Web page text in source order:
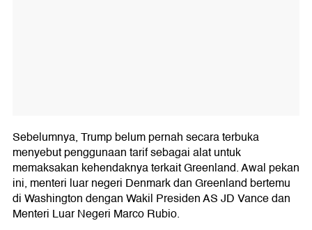
Sebelumnya, Trump belum pernah secara terbuka
menyebut penggunaan tarif sebagai alat untuk
memaksakan kehendaknya terkait Greenland. Awal pekan
ini, menteri luar negeri Denmark dan Greenland bertemu
di Washington dengan Wakil Presiden AS JD Vance dan
Menteri Luar Negeri Marco Rubio.